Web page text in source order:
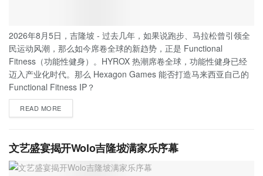
2026年8月5日，吉隆坡 - 过去几年，如果说跑步、马拉松曾引领全
民运动风潮，那么如今席卷全球的新趋势，正是 Functional
Fitness（功能性健身）。HYROX 热潮席卷全球，功能性健身已经
迈入产业化时代。那么 Hexagon Games 能否打造马来西亚自己的
Functional Fitness IP？
READ MORE
文艺盛宴揭开Wolo吉隆坡满家乐序幕